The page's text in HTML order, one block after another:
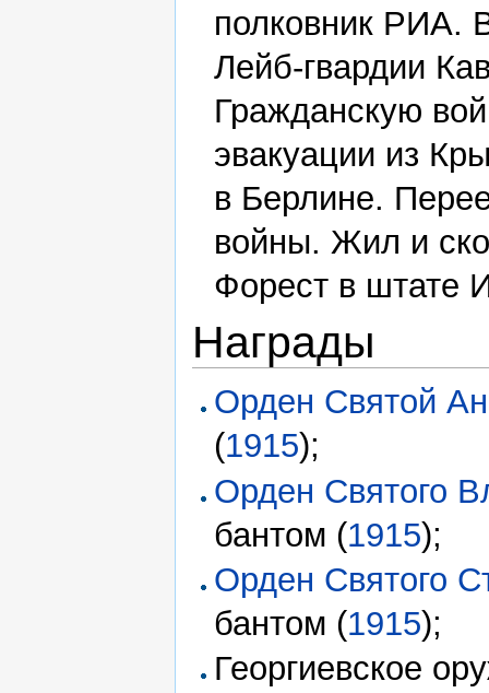
полковник РИА.
Лейб-гвардии
Гражданскую
эвакуации из
в Берлине.
войны. Жил и
Форест в штате
Награды
Орден Святой
(1915);
Орден Святого
бантом (1915);
Орден Святого
бантом (1915);
Георгиевское